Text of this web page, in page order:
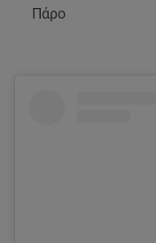
Πάρο